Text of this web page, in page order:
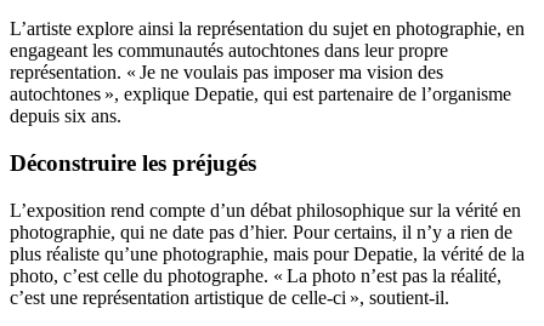
L’artiste explore ainsi la représentation du sujet en photographie, en
engageant les communautés autochtones dans leur propre
représentation. « Je ne voulais pas imposer ma vision des
autochtones », explique Depatie, qui est partenaire de l’organisme
depuis six ans.
Déconstruire les préjugés
L’exposition rend compte d’un débat philosophique sur la vérité en
photographie, qui ne date pas d’hier. Pour certains, il n’y a rien de
plus réaliste qu’une photographie, mais pour Depatie, la vérité de la
photo, c’est celle du photographe. « La photo n’est pas la réalité,
c’est une représentation artistique de celle-ci », soutient-il.